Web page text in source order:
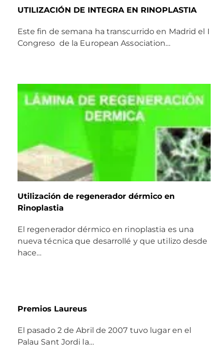
UTILIZACIÓN DE INTEGRA EN RINOPLASTIA
Este fin de semana ha transcurrido en Madrid el I
Congreso de la European Association…
Utilización de regenerador dérmico en
Rinoplastia
El regenerador dérmico en rinoplastia es una
nueva técnica que desarrollé y que utilizo desde
hace…
Premios Laureus
El pasado 2 de Abril de 2007 tuvo lugar en el
Palau Sant Jordi la…